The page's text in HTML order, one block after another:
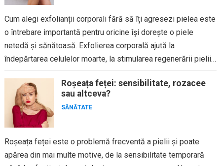
Cum alegi exfolianții corporali fără să îți agresezi pielea este
o întrebare importantă pentru oricine își dorește o piele
netedă și sănătoasă. Exfolierea corporală ajută la
îndepărtarea celulelor moarte, la stimularea regenerării pielii
Roșeața feței: sensibilitate, rozacee
sau altceva?
SĂNĂTATE
Roșeața feței este o problemă frecventă a pielii și poate
apărea din mai multe motive, de la sensibilitate temporară